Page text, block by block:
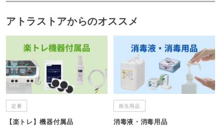
アトラストアからのオススメ
定番
【楽トレ】機器付属品
衛生用品
消毒液・消毒用品